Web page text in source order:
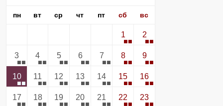
пн вт ср чт пт сб вс
1 2
3 4 5 6 7 8 9
10 11 12 13 14 15 16
17 18 19 20 21 22 23